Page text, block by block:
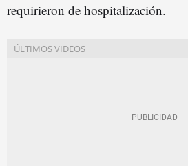
requirieron de hospitalización.